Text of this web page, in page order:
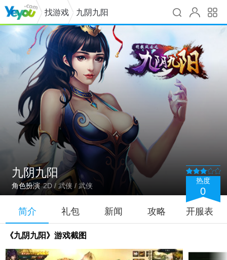
找游戏 九阴九阳
九阴九阳
角色扮演 2D / 武侠 / 武侠
热度
0
简介 礼包 新闻 攻略 开服表
《九阴九阳》游戏截图